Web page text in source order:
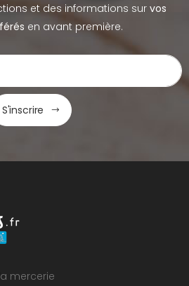
et des informations sur vos
en avant première.
S'inscrire
mercerie